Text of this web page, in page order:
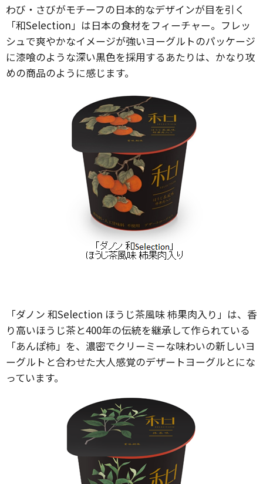
わび・さびがモチーフの日本的なデザインが目を引く
「和Selection」は日本の食材をフィーチャー。フレッ
シュで爽やかなイメージが強いヨーグルトのパッケージ
に漆喰のような深い黒色を採用するあたりは、かなり攻
めの商品のように感じます。
「ダノン 和Selection ほうじ茶風味 柿果肉入り」は、香
り高いほうじ茶と400年の伝統を継承して作られている
「あんぽ柿」を、濃密でクリーミーな味わいの新しいヨ
ーグルトと合わせた大人感覚のデザートヨーグルとにな
っています。